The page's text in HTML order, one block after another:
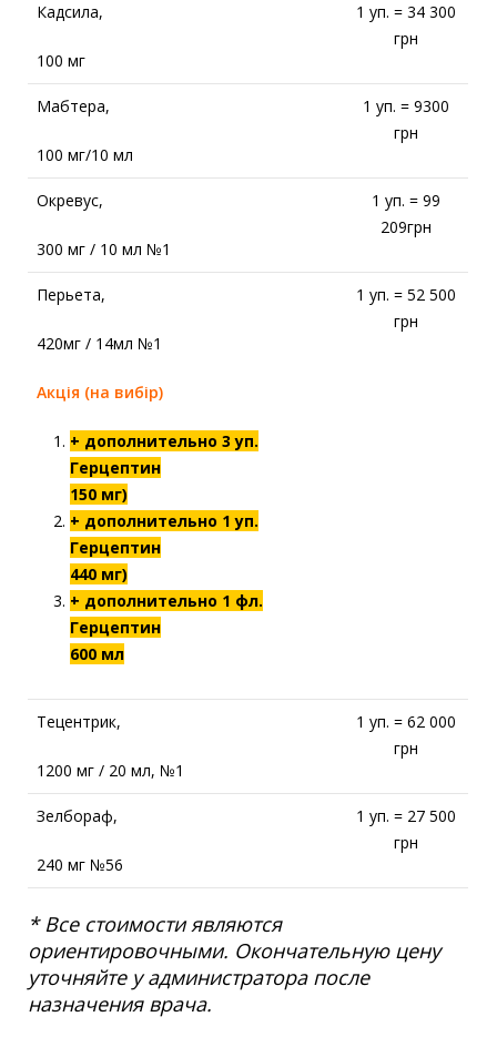
Кадсила,
100 мг
1 уп. = 34 300
грн
Мабтера,
100 мг/10 мл
1 уп. = 9300
грн
Окревус,
300 мг / 10 мл №1
1 уп. = 99
209грн
Перьета,
420мг / 14мл №1
Акція (на вибір)
+ дополнительно 3 уп.
Герцептин
150 мг)
+ дополнительно 1 уп.
Герцептин
440 мг)
+ дополнительно 1 фл.
Герцептин
600 мл
1 уп. = 52 500
грн
Тецентрик,
1200 мг / 20 мл, №1
1 уп. = 62 000
грн
Зелбораф,
240 мг №56
1 уп. = 27 500
грн
* Все стоимости являются
ориентировочными. Окончательную цену
уточняйте у администратора после
назначения врача.